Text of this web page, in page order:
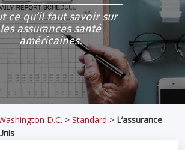
ce qu’il faut savoir sur
les assurances santé
américaines.
D.C. >Standard > L’assurance